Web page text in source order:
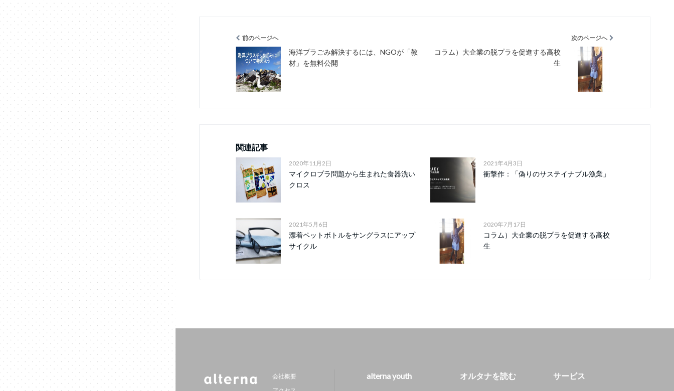
前のページへ
海洋プラごみ解決するには、NGOが「教
材」を無料公開
次のページへ
コラム）大企業の脱プラを促進する高校
生
関連記事
2020年11月2日
マイクロプラ問題から生まれた食器洗い
クロス
2021年4月3日
衝撃作：「偽りのサステイナブル漁業」
2021年5月6日
漂着ペットボトルをサングラスにアップ
サイクル
2020年7月17日
コラム）大企業の脱プラを促進する高校
生
会社概要
alterna youth オルタナを読む サービス